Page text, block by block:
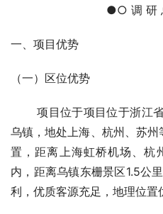
一、项目优势
（一）区位优势
项目位于项目位于浙江省